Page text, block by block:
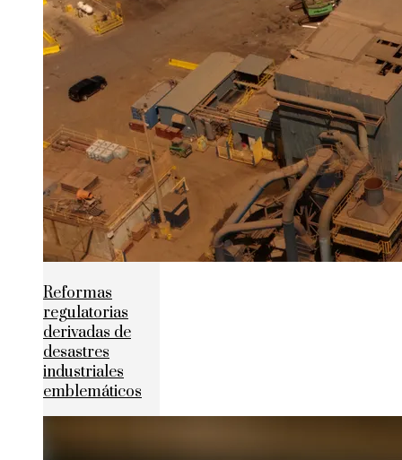
Reformas
regulatorias
derivadas de
desastres
industriales
emblemáticos